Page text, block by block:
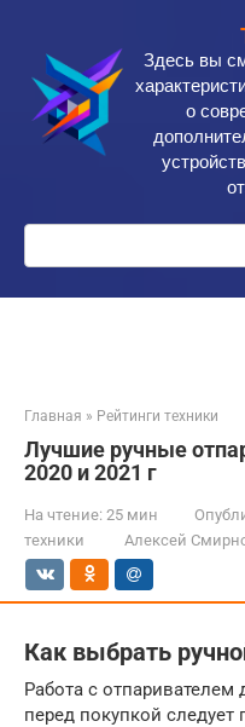
контенту
Здесь вы
о
Поиск:
Главная » Рейтинги техники
Лучшие ручные
2020 и 2021 г
На чтение: 25 мин
техники
Алексей
Как выбрать
Работа с
перед покупкой следует